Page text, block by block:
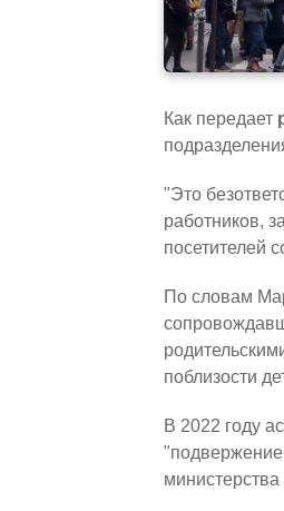
Как передает
"Это
работников,
посетителей
По словам
поблизости
В 2022 году
"подвержение